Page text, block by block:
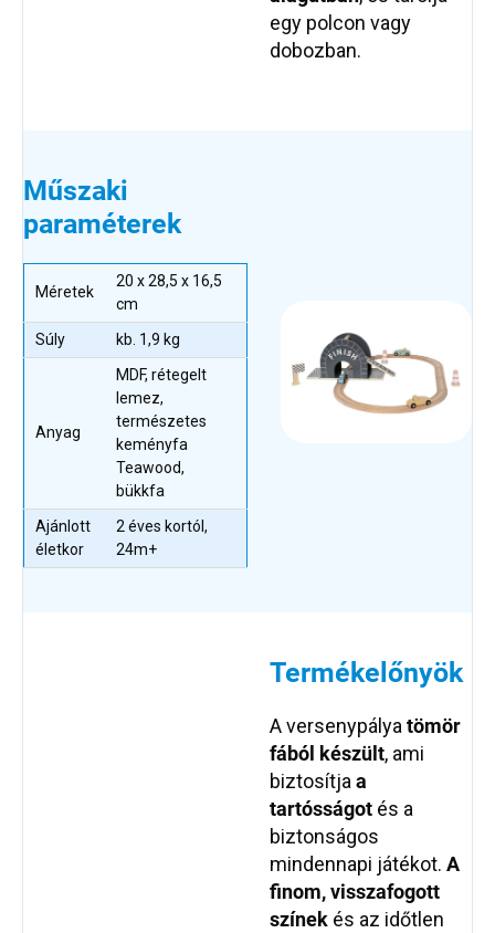
egy polcon vagy
dobozban.
Műszaki
paraméterek
Méretek
20 x 28,5 x 16,5
cm
Súly
kb. 1,9 kg
Anyag
MDF, rétegelt
lemez,
természetes
keményfa
Teawood,
bükkfa
Ajánlott
életkor
2 éves kortól,
24m+
Termékelőnyök
A versenypályatömör
fából készült, ami
biztosítjaa
tartósságot és a
biztonságos
mindennapi játékot. A
finom, visszafogott
színek és az időtlen